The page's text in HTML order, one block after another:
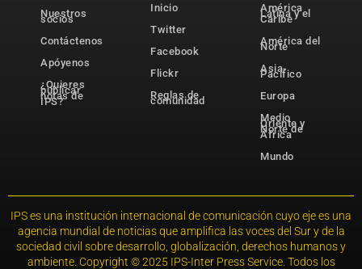
Nuestros
socios
Contáctenos
Apóyenos
¿Quieres
publicar
notas de
IPS?
Inicio
Twitter
Facebook
Flickr
Reglas de
comunidad
América
Latina y el
Caribe
América del
Norte
Asia-
Pacífico
Europa
Medio
Oriente y
Norte de
África
Mundo
IPS es una institución internacional de comunicación cuyo eje es una
agencia mundial de noticias que amplifica las voces del Sur y de la
sociedad civil sobre desarrollo, globalización, derechos humanos y
ambiente. Copyright © 2025 IPS-Inter Press Service. Todos los